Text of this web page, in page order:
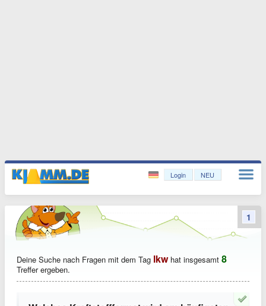
Login NEU
Deine Suche nach Fragen mit dem Tag lkwhat insgesamt 8
Treffer ergeben.
1